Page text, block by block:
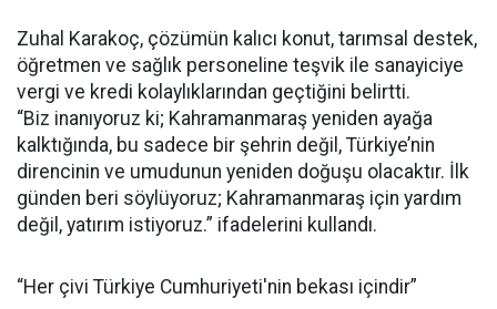
Zuhal Karakoç, çözümün kalıcı konut, tarımsal destek,
öğretmen ve sağlık personeline teşvik ile sanayiciye
vergi ve kredi kolaylıklarından geçtiğini belirtti.
“Biz inanıyoruz ki; Kahramanmaraş yeniden ayağa
kalktığında, bu sadece bir şehrin değil, Türkiye’nin
direncinin ve umudunun yeniden doğuşu olacaktır. İlk
günden beri söylüyoruz; Kahramanmaraş için yardım
değil, yatırım istiyoruz.” ifadelerini kullandı.
“Her çivi Türkiye Cumhuriyeti'nin bekası içindir”